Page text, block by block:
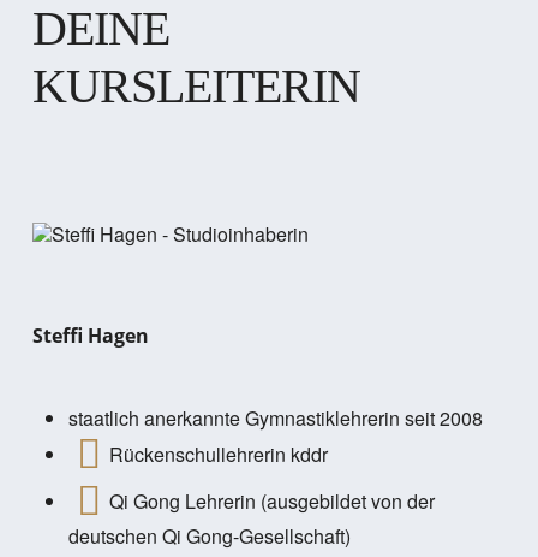
DEINE
KURSLEITERIN
Steffi Hagen
staatlich anerkannte Gymnastiklehrerin seit 2008
Rückenschullehrerin kddr
Qi Gong Lehrerin (ausgebildet von der
deutschen Qi Gong-Gesellschaft)